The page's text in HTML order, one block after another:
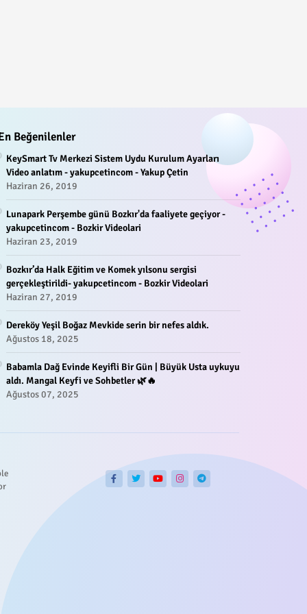
Beğenilenler
KeySmart Tv Merkezi Sistem Uydu Kurulum Ayarları
Video anlatım - yakupcetincom - Yakup Çetin
Haziran 26, 2019
Lunapark Perşembe günü Bozkır'da faaliyete geçiyor -
yakupcetincom - Bozkir Videolari
Haziran 23, 2019
Bozkır’da Halk Eğitim ve Komek yılsonu sergisi
gerçekleştirildi- yakupcetincom - Bozkir Videolari
Haziran 27, 2019
Dereköy Yeşil Boğaz Mevkide serin bir nefes aldık.
Ağustos 18, 2025
Babamla Dağ Evinde Keyifli Bir Gün | Büyük Usta uykuyu
aldı. Mangal Keyfi ve Sohbetler 🌿🔥
Ağustos 07, 2025